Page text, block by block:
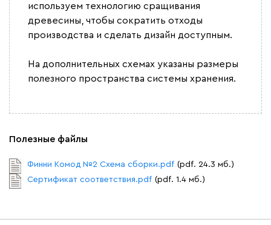
используем технологию сращивания
древесины, чтобы сократить отходы
производства и сделать дизайн доступным.
На дополнительных схемах указаны размеры
полезного пространства системы хранения.
Полезные файлы
Финни Комод №2 Схема сборки.pdf (pdf. 24.3 мб.)
Сертификат соответствия.pdf (pdf. 1.4 мб.)